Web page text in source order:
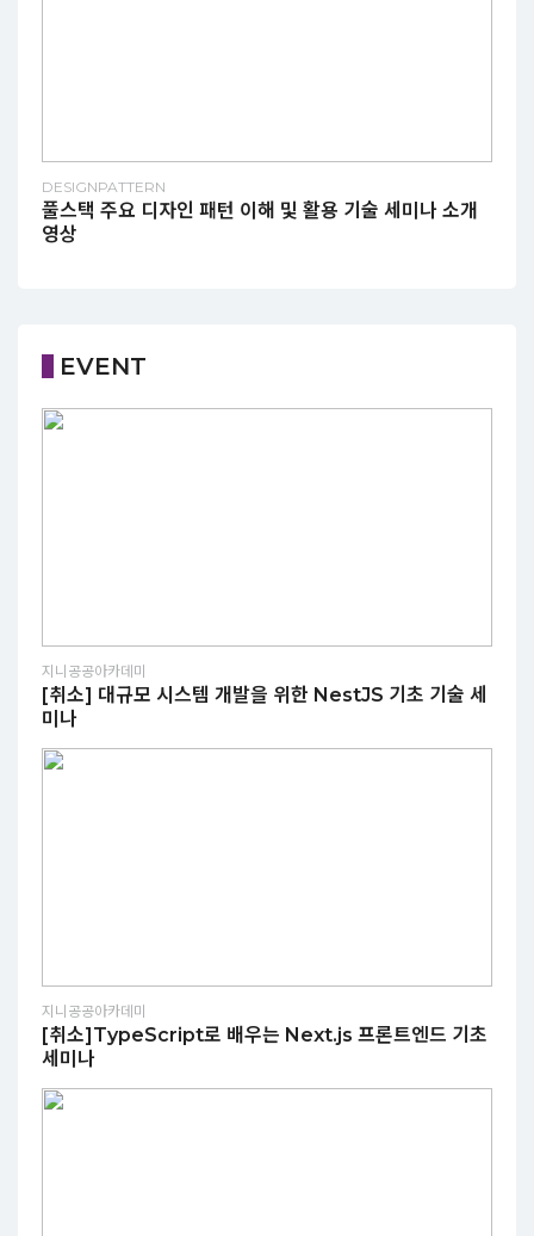
DESIGNPATTERN
풀스택 주요 디자인 패턴 이해 및 활용 기술 세미나 소개
영상
EVENT
지니공공아카데미
[취소] 대규모 시스템 개발을 위한 NestJS 기초 기술 세
미나
지니공공아카데미
[취소]TypeScript로 배우는 Next.js 프론트엔드 기초
세미나